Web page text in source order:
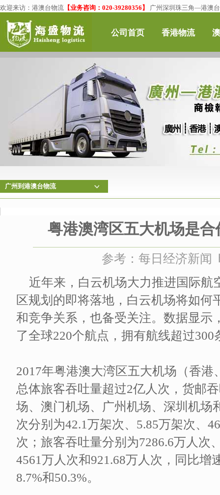
欢迎来访： 港澳台物流 【业务咨询：020-39280356】 广州深圳珠三角—港澳
公司首页 香港物流
广州到港澳台物流
粤港澳湾区五大机场是
参考：每日经济新闻
近年来，白云机场大力推进国际航
区规划的即将落地，白云机场将如何
和竞争关系，也备受关注。数据显示
了全球220个航点，拥有航线超过
2017年粤港澳大湾区五大机场（香
总体旅客吞吐量超过2亿人次，货邮
场、澳门机场、广州机场、深圳机场
次分别为42.1万架次、5.85万架次、
次；旅客吞吐量分别为7286.6万人次
4561万人次和921.68万人次，同比增
8.7%和50.3%。